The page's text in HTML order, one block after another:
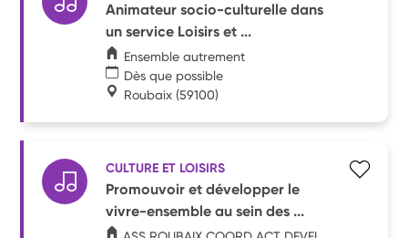
Animateur socio-culturelle dans
un service Loisirs et ...
Ensemble autrement
Dès que possible
Roubaix (59100)
CULTURE ET LOISIRS
Promouvoir et développer le
vivre-ensemble au sein des ...